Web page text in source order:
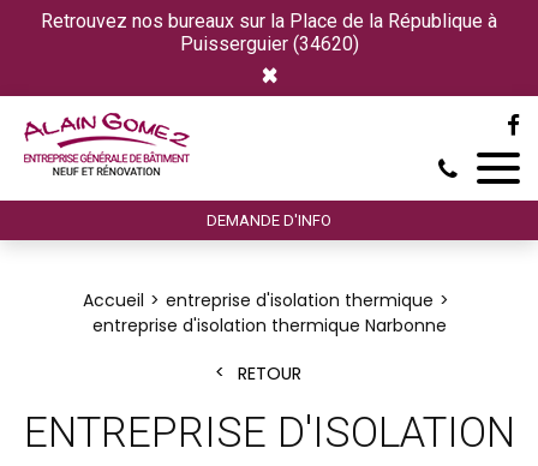
Retrouvez nos bureaux sur la Place de la République à
Puisserguier (34620)
×
DEMANDE D'INFO
Accueil
entreprise d'isolation thermique
entreprise d'isolation thermique Narbonne
RETOUR
ENTREPRISE D'ISOLATION